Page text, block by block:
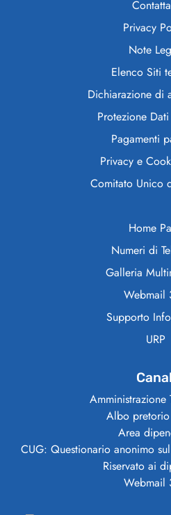
Privacy
Note
Elenco Siti
Dichiarazione di
Protezione
Pagamenti
Privacy e
Comitato Unico
Home
Numeri di
Galleria
Webmail
Supporto
URP
Amministrazione
Albo
Area
CUG: Questionario anonimo
Riservato ai
Webmail